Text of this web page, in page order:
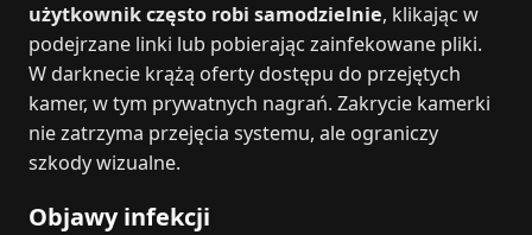
użytkownik często robi samodzielnie, klikając w
podejrzane linki lub pobierając zainfekowane pliki.
W darknecie krążą oferty dostępu do przejętych
kamer, w tym prywatnych nagrań. Zakrycie kamerki
nie zatrzyma przejęcia systemu, ale ograniczy
szkody wizualne.
Objawy infekcji